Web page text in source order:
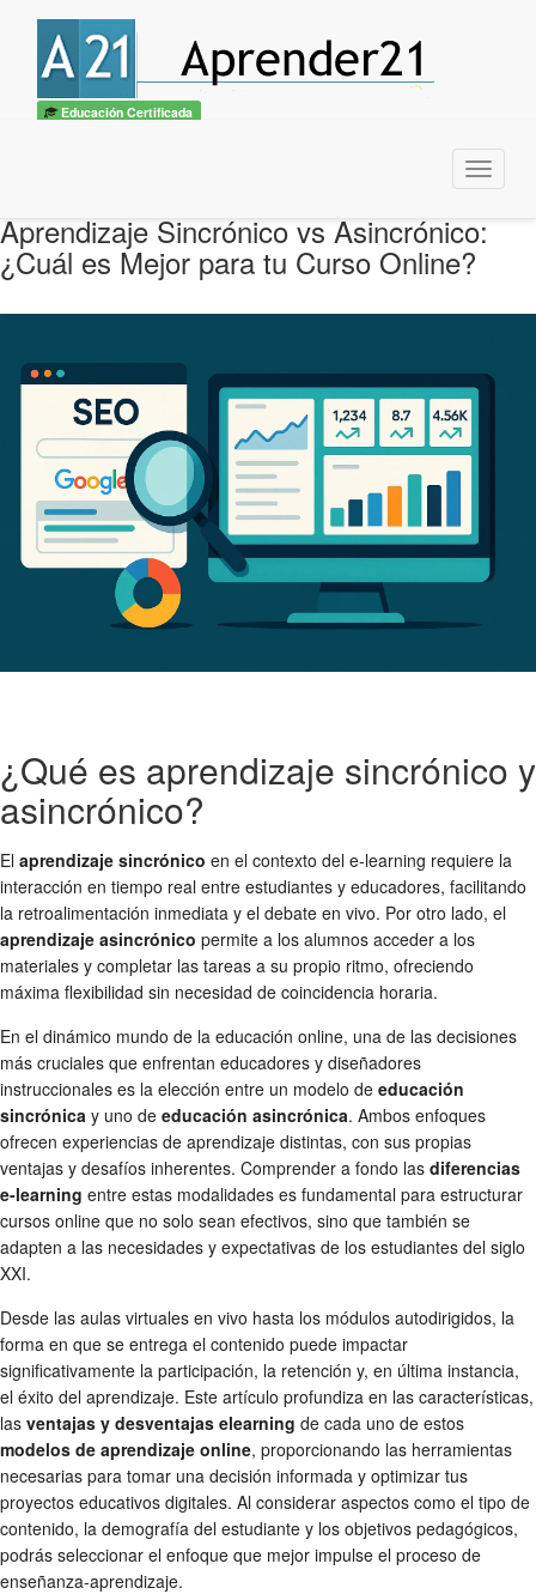
Educación Certificada
Menu
Aprendizaje Sincrónico vs Asincrónico:
¿Cuál es Mejor para tu Curso Online?
¿Qué es aprendizaje sincrónico y
asincrónico?
El aprendizaje sincrónico en el contexto del e-learning requiere la
interacción en tiempo real entre estudiantes y educadores, facilitando
la retroalimentación inmediata y el debate en vivo. Por otro lado, el
aprendizaje asincrónico permite a los alumnos acceder a los
materiales y completar las tareas a su propio ritmo, ofreciendo
máxima flexibilidad sin necesidad de coincidencia horaria.
En el dinámico mundo de la educación online, una de las decisiones
más cruciales que enfrentan educadores y diseñadores
instruccionales es la elección entre un modelo de educación
sincrónica y uno de educación asincrónica. Ambos enfoques
ofrecen experiencias de aprendizaje distintas, con sus propias
ventajas y desafíos inherentes. Comprender a fondo las diferencias
e-learning entre estas modalidades es fundamental para estructurar
cursos online que no solo sean efectivos, sino que también se
adapten a las necesidades y expectativas de los estudiantes del siglo
XXI.
Desde las aulas virtuales en vivo hasta los módulos autodirigidos, la
forma en que se entrega el contenido puede impactar
significativamente la participación, la retención y, en última instancia,
el éxito del aprendizaje. Este artículo profundiza en las características,
las ventajas y desventajas elearning de cada uno de estos
modelos de aprendizaje online, proporcionando las herramientas
necesarias para tomar una decisión informada y optimizar tus
proyectos educativos digitales. Al considerar aspectos como el tipo de
contenido, la demografía del estudiante y los objetivos pedagógicos,
podrás seleccionar el enfoque que mejor impulse el proceso de
enseñanza-aprendizaje.